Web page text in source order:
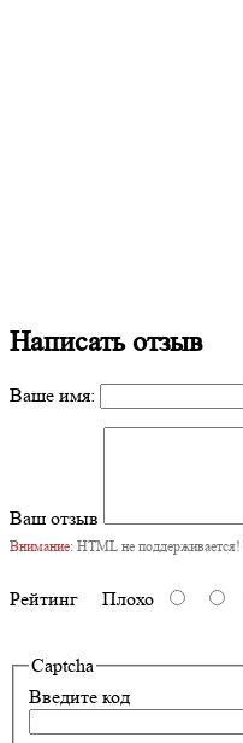
Написать отзыв
Ваше имя:
Ваш отзыв
Внимание: HTML не
Рейтинг Плохо
Captcha
Введите код